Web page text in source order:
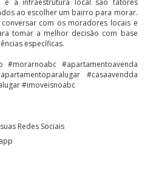
ao escolher um bairro para morar.
com os moradores locais e
tomar a melhor decisão com base
específicas.
#morarnoabc #apartamentoavenda
#casaavendda
#imoveisnoabc
Redes Sociais